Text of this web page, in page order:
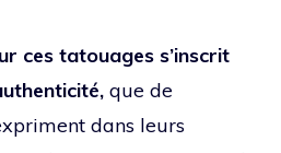
ces tatouages s’inscrit
que de
dans leurs